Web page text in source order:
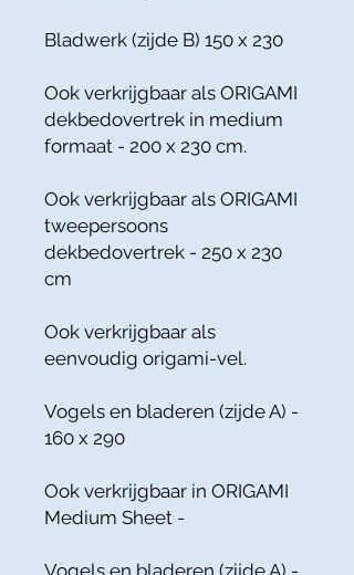
Bladwerk (zijde B) 150 x 230
Ook verkrijgbaar als ORIGAMI
dekbedovertrek in medium
formaat - 200 x 230 cm.
Ook verkrijgbaar als ORIGAMI
tweepersoons
dekbedovertrek - 250 x 230
cm
Ook verkrijgbaar als
eenvoudig origami-vel.
Vogels en bladeren (zijde A) -
160 x 290
Ook verkrijgbaar in ORIGAMI
Medium Sheet -
Vogels en bladeren (zijde A) -